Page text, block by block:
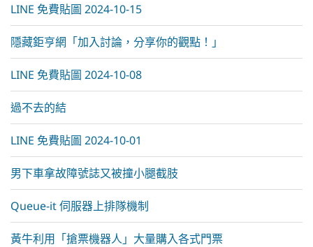
LINE 免費貼圖 2024-10-15
隱藏鉅亨網「加入討論，分享你的觀點！」
LINE 免費貼圖 2024-10-08
過不去的結
LINE 免費貼圖 2024-10-01
男下車拿故障號誌又被撞小腿截肢
Queue-it 伺服器上排隊機制
黃牛利用「搶票機器人」大量購入各式門票